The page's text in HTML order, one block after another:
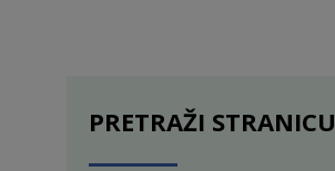
PRETRAŽI STRANICU